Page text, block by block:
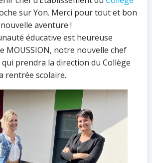
sur Yon. Merci pour tout et bon
aventure !
éducative est heureuse
MOUSSION, notre nouvelle chef
qui prendra la direction du Collège
rentrée scolaire.